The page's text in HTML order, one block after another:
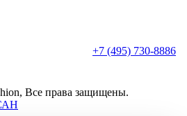
+7 (495) 730-8886
Все права защищены.